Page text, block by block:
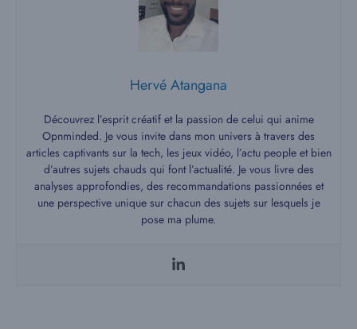
Hervé Atangana
Découvrez l’esprit créatif et la passion de celui qui anime
Opnminded. Je vous invite dans mon univers à travers des
articles captivants sur la tech, les jeux vidéo, l’actu people et bien
d’autres sujets chauds qui font l’actualité. Je vous livre des
analyses approfondies, des recommandations passionnées et
une perspective unique sur chacun des sujets sur lesquels je
pose ma plume.